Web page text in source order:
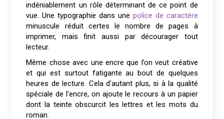
indéniablement un rôle déterminant de ce point de
vue. Une typographie dans une police de caractère
minuscule réduit certes le nombre de pages à
imprimer, mais finit aussi par décourager tout
lecteur.
Même chose avec une encre que l’on veut créative
et qui est surtout fatigante au bout de quelques
heures de lecture. Cela d’autant plus, si à la qualité
spéciale de l’encre, on ajoute le recours à un papier
dont la teinte obscurcit les lettres et les mots du
roman.